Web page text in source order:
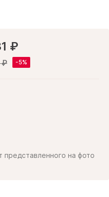
₽
₽
представленного на фото